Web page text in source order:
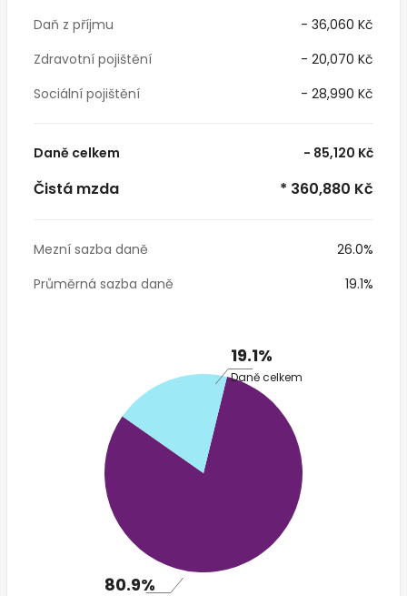
Daň z příjmu
- 36,060 Kč
Zdravotní pojištění
- 20,070 Kč
Sociální pojištění
- 28,990 Kč
Daně celkem - 85,120 Kč
Čistá mzda * 360,880 Kč
Mezní sazba daně
26.0%
Průměrná sazba daně
19.1%
19.1%
Daně celkem
80.9%